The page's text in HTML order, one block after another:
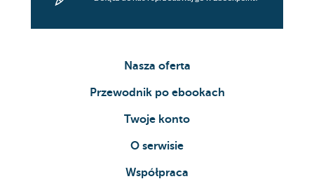
Nasza oferta
Przewodnik po ebookach
Twoje konto
O serwisie
Współpraca